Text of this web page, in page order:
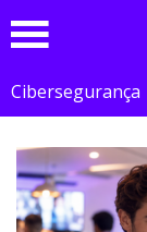
Cibersegurança